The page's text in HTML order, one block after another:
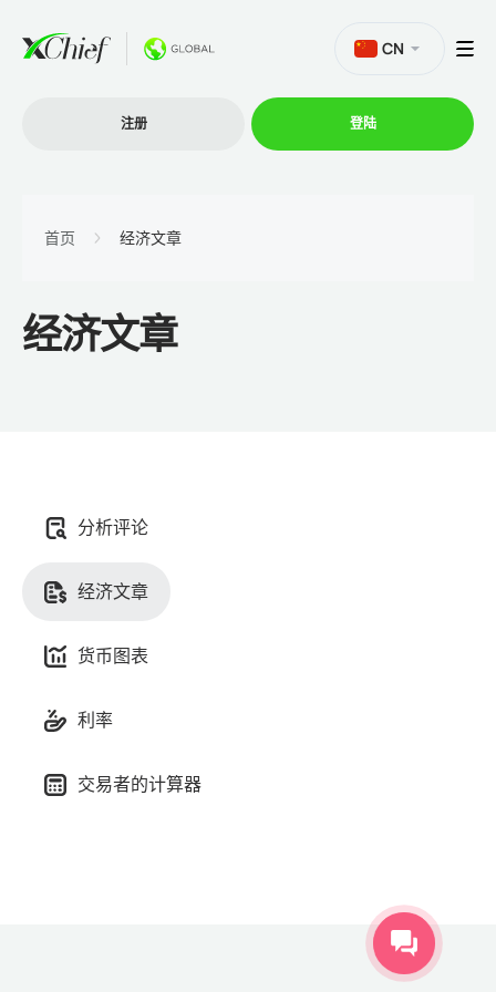
促销活动
CN
注册 登陆
首页 经济文章
经济文章
分析评论
经济文章
货币图表
利率
交易者的计算器